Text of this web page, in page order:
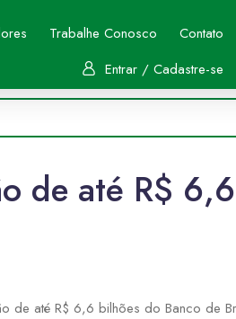
Trabalhe Conosco
Contato
Entrar / Cadastre-se
de até R$
de até R$ 6,6 bilhões do Banco de